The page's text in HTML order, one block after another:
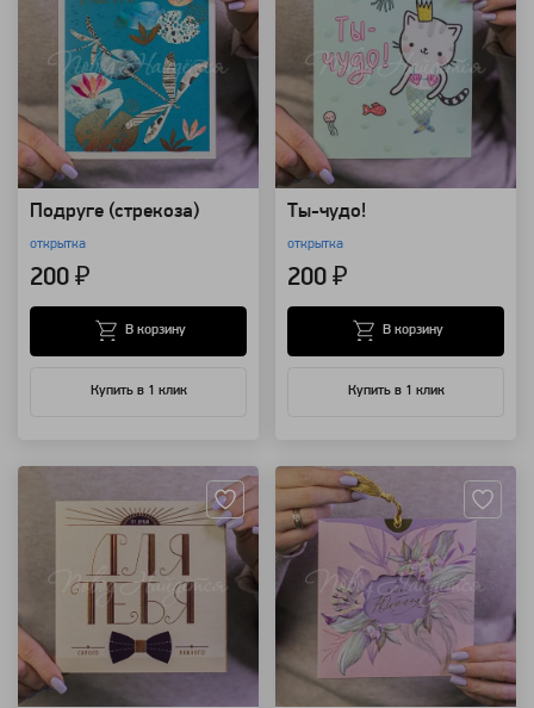
Подруге (стрекоза)
открытка
200 ₽
Купить в 1 клик
В корзину
Ты-чудо!
открытка
200 ₽
Купить в 1 клик
В корзину